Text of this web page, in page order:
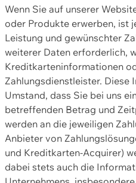
Wenn Sie auf unserer
oder Produkte erwerben, ist
Leistung und gewünschter
weiterer Daten erforderlich,
Kreditkarteninformationen
Zahlungsdienstleister. Diese
Umstand, dass Sie bei uns
betreffenden Betrag und
werden an die jeweiligen
Anbieter von
und Kreditkarten-Acquirer)
dabei stets auch die